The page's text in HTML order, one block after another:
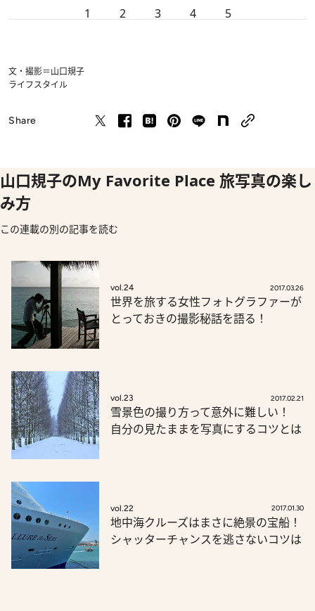
1 2 3 4 5
文・撮影＝山口規子
ライフスタイル
Share
山口規子のMy Favorite Place 旅写真の楽し
み方
この連載の別の記事を読む
vol.24 2017.03.26
世界を旅する女性フォトグラファーが
とっておきの撮影秘話を語る！
vol.23 2017.02.21
雪景色の撮り方って意外に難しい！
自分の見たままを写真にするコツとは
vol.22 2017.01.30
地中海クルーズはまさに絶景の宝船！
シャッターチャンスを逃さないコツは